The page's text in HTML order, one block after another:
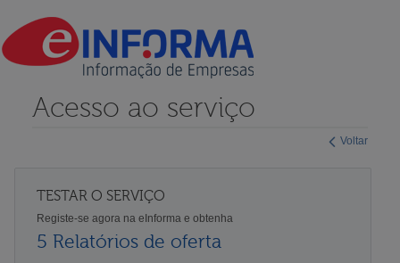
Voltar
Acesso ao serviço
TESTAR O SERVIÇO
Registe-se agora na eInforma e obtenha
5 Relatórios de oferta